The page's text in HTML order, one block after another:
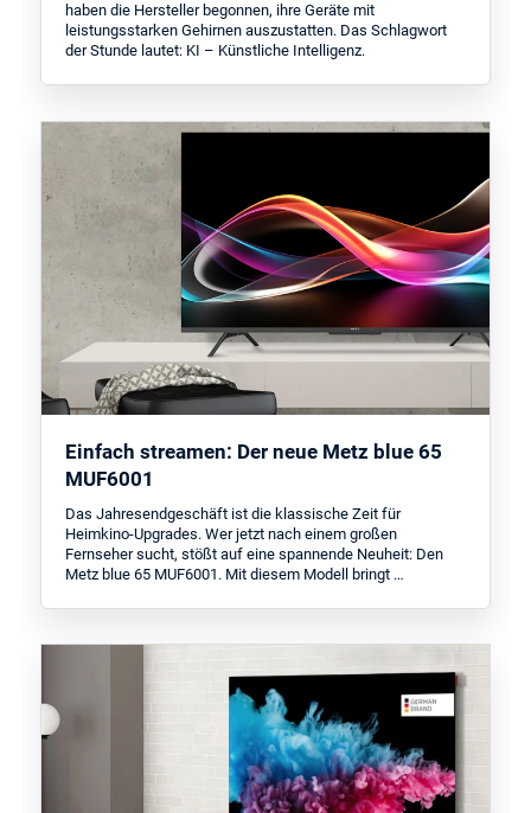
haben die Hersteller begonnen, ihre Geräte mit
leistungsstarken Gehirnen auszustatten. Das Schlagwort
der Stunde lautet: KI – Künstliche Intelligenz.
Einfach streamen: Der neue Metz blue 65
MUF6001
Das Jahresendgeschäft ist die klassische Zeit für
Heimkino-Upgrades. Wer jetzt nach einem großen
Fernseher sucht, stößt auf eine spannende Neuheit: Den
Metz blue 65 MUF6001. Mit diesem Modell bringt …